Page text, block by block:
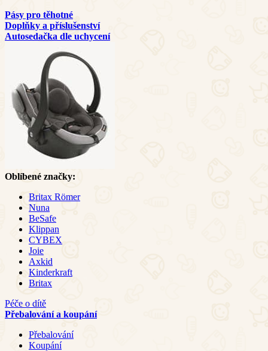
Pásy pro těhotné
Doplňky a příslušenství
Autosedačka dle uchycení
Oblíbené značky:
Britax Römer
Nuna
BeSafe
Klippan
CYBEX
Joie
Axkid
Kinderkraft
Britax
Péče o dítě
Přebalování a koupání
Přebalování
Koupání